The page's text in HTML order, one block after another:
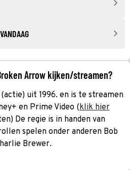
Arrow kijken/streamen?
uit 1996. en is te streamen
en Prime Video (klik hier
De regie is in handen van
spelen onder anderen Bob
Brewer.